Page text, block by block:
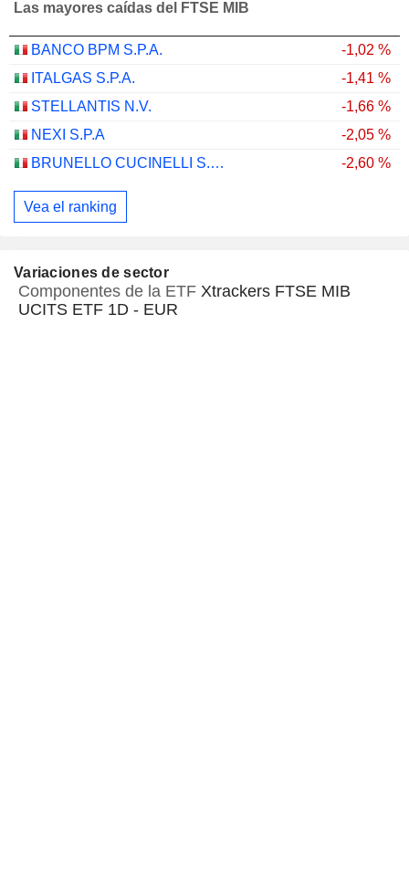
Las mayores caídas del FTSE MIB
BANCO BPM S.P.A.
-1,02 %
ITALGAS S.P.A.
-1,41 %
STELLANTIS N.V.
-1,66 %
NEXI S.P.A
-2,05 %
BRUNELLO CUCINELLI S.P.A.
-2,60 %
Vea el ranking
Variaciones de sector
Componentes de la ETF Xtrackers FTSE MIB
UCITS ETF 1D - EUR